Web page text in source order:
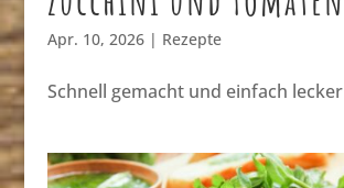
Apr. 10, 2026| Rezepte
Schnell gemacht und einfach lecker